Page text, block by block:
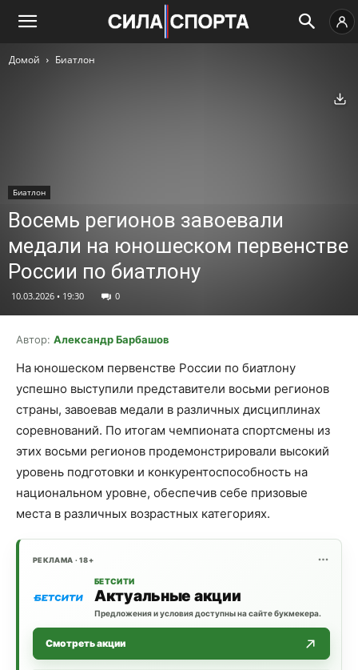
Домой Биатлон
Биатлон
Восемь регионов завоевали
медали на юношеском первенстве
России по биатлону
10.03.2026 • 19:30 0
Автор: Александр Барбашов
На юношеском первенстве России по биатлону
успешно выступили представители восьми регионов
страны, завоевав медали в различных дисциплинах
соревнований. По итогам чемпионата спортсмены из
этих восьми регионов продемонстрировали высокий
уровень подготовки и конкурентоспособность на
национальном уровне, обеспечив себе призовые
места в различных возрастных категориях.
РЕКЛАМА · 18+
БЕТСИТИ
Актуальные акции
Предложения и условия доступны на сайте букмекера.
Смотреть акции